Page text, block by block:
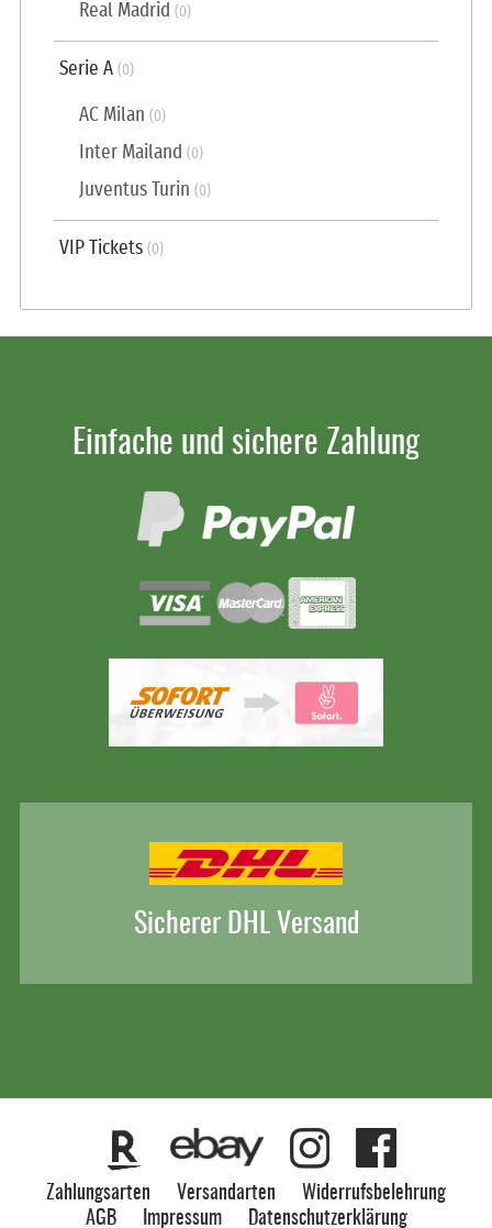
Real Madrid (0)
Serie A (0)
AC Milan (0)
Inter Mailand (0)
Juventus Turin (0)
VIP Tickets (0)
Einfache und sichere Zahlung
Sicherer DHL Versand
Zahlungsarten Versandarten
Widerrufsbelehrung
AGB
Impressum Datenschutzerklärung